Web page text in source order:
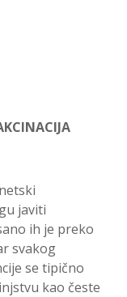
javiti
ih je preko
svakog
se tipično
kao česte